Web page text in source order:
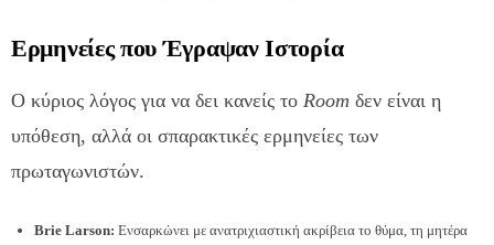
Ερμηνείες που Έγραψαν Ιστορία
Ο κύριος λόγος για να δει κανείς το Room δεν είναι η
υπόθεση, αλλά οι σπαρακτικές ερμηνείες των
πρωταγωνιστών.
Brie Larson: Ενσαρκώνει με ανατριχιαστική ακρίβεια το θύμα, τη μητέρα